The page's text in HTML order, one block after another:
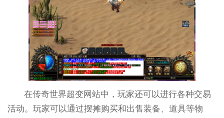
在传奇世界超变网站中，玩家还可以进行各种交易
活动。玩家可以通过摆摊购买和出售装备、道具等物